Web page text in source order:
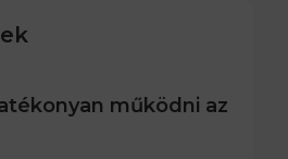
működni az